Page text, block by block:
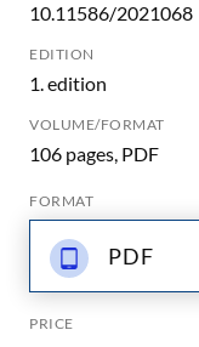
10.11586/2021068
EDITION
1. edition
VOLUME/FORMAT
106 pages, PDF
FORMAT
PDF
PRICE